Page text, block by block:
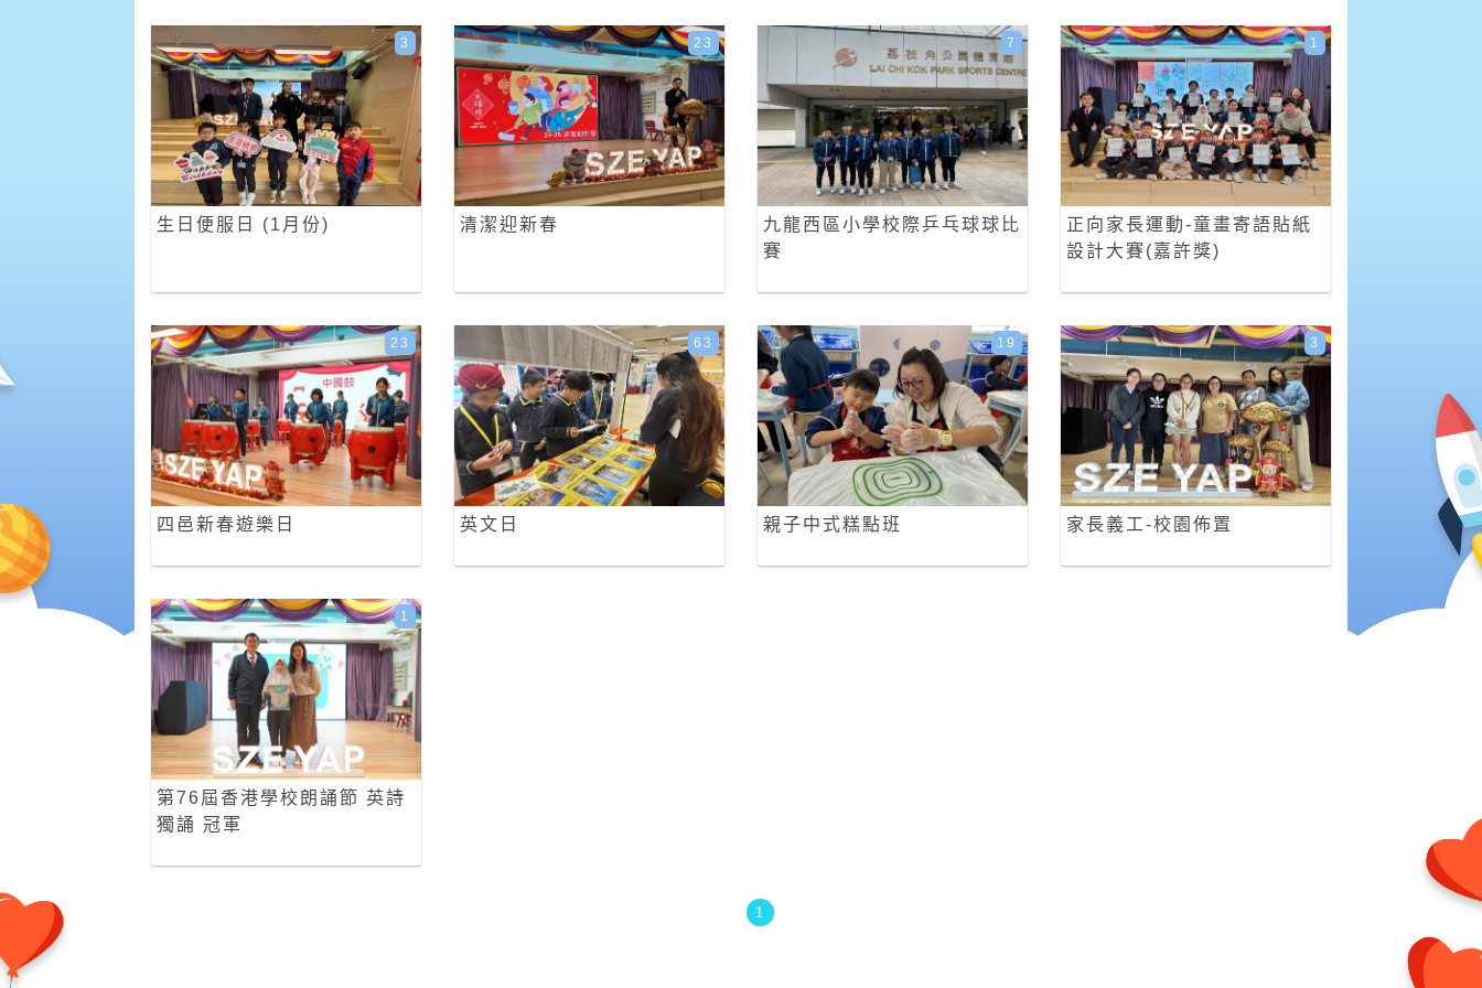
生日便服日 (1月份)
3
清潔迎新春
23
九龍西區小學校際乒乓球球比
賽
7
正向家長運動-童畫寄語貼紙
設計大賽(嘉許獎)
1
四邑新春遊樂日
23
英文日
63
親子中式糕點班
19
家長義工-校園佈置
3
第76屆香港學校朗誦節 英詩
獨誦 冠軍
1
1